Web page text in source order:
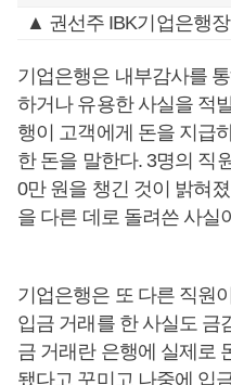
▲ 권선주 IBK기업은행장
기업은행은 내부감사를
하거나 유용한 사실을 적
행이 고객에게 돈을 지급
한 돈을 말한다. 3명의 직
0만 원을 챙긴 것이 밝혀
을 다른 데로 돌려쓴 사실
기업은행은 또 다른 직원
입금 거래를 한 사실도 금
금 거래란 은행에 실제로
됐다고 꾸미고 나중에 입